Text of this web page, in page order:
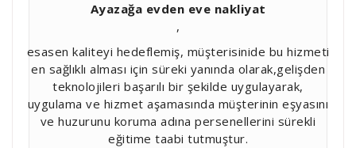
Ayazağa evden eve nakliyat
,
esasen kaliteyi hedeflemiş, müşterisinide bu hizmeti
en sağlıklı alması için süreki yanında olarak,gelişden
teknolojileri başarılı bir şekilde uygulayarak,
uygulama ve hizmet aşamasında müşterinin eşyasını
ve huzurunu koruma adına persenellerini sürekli
eğitime taabi tutmuştur.